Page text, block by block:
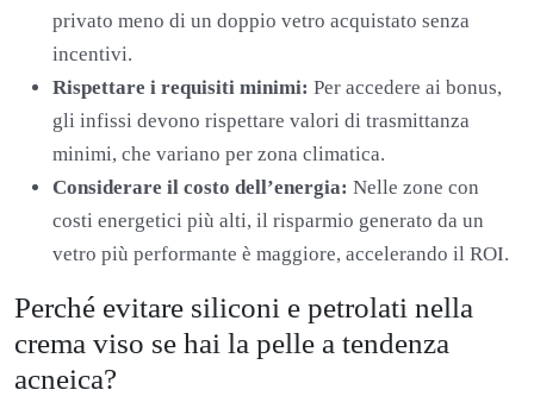
privato meno di un doppio vetro acquistato senza
incentivi.
Rispettare i requisiti minimi: Per accedere ai bonus,
gli infissi devono rispettare valori di trasmittanza
minimi, che variano per zona climatica.
Considerare il costo dell’energia: Nelle zone con
costi energetici più alti, il risparmio generato da un
vetro più performante è maggiore, accelerando il ROI.
Perché evitare siliconi e petrolati nella
crema viso se hai la pelle a tendenza
acneica?